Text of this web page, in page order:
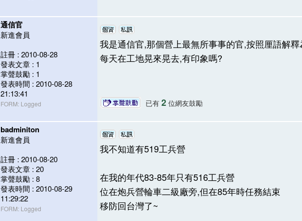
通信官
新進會員
註冊 : 2010-08-28
發表文章 : 1
掌聲鼓勵 : 1
發表時間 : 2010-08-28
21:13:41
FORM: Logged
我是通信官,那個營上最無所事事的官,按照厘語解釋
每天在工地晃來晃去,有印象嗎?
已有 2位網友鼓勵
badminiton
新進會員
註冊 : 2010-08-20
發表文章 : 20
掌聲鼓勵 : 8
發表時間 : 2010-08-29
11:29:22
FORM: Logged
我不知道有519工兵營
在我的年代83-85年只有516工兵營
位在炮兵營輪車二級廠旁,但在85年時任務結束
移防回台灣了~